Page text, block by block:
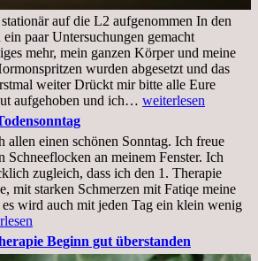
auf die L2 aufgenommen In den
paar Untersuchungen gemacht
mehr, mein ganzen Körper und meine
wurden abgesetzt und das
weiter Drückt mir bitte alle Eure
aufgehoben und ich… Mittwoch.
Krankenhaus
stationär
weiterlesen
allen einen schönen Sonntag. Ich freue
Schneeflocken an meinem Fenster. Ich
zugleich, dass ich den 1. Therapie
mit starken Schmerzen mit Fatiqe meine
wird auch mit jeden Tag ein klein wenig
Beginn gut überstanden